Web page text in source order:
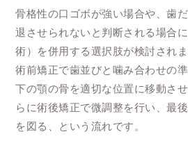
骨格性の口ゴボが強い場合や、歯
退させられないと判断される場合
術）を併用する選択肢が検討され
術前矯正で歯並びと噛み合わせの
下の顎の骨を適切な位置に移動さ
らに術後矯正で微調整を行い、最
を図る、という流れです。